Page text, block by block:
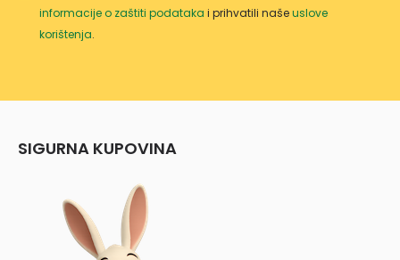
informacije o zaštiti podataka i prihvatili našeuslove
korištenja.
SIGURNA KUPOVINA